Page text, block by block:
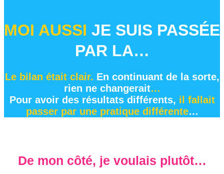
MOI AUSSI JE SUIS PASSÉE
PAR LA…
Le bilan était clair. En continuant de la sorte,
rien ne changerait…
Pour avoir des résultats différents, il fallait
passer par une pratique différente…
De mon côté, je voulais plutôt…